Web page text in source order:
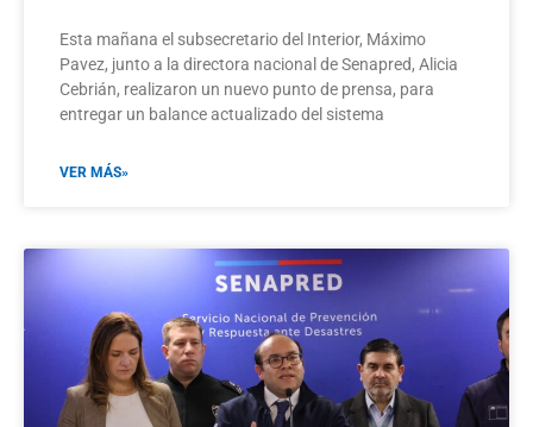
Esta mañana el subsecretario del Interior, Máximo
Pavez, junto a la directora nacional de Senapred, Alicia
Cebrián, realizaron un nuevo punto de prensa, para
entregar un balance actualizado del sistema
VER MÁS»